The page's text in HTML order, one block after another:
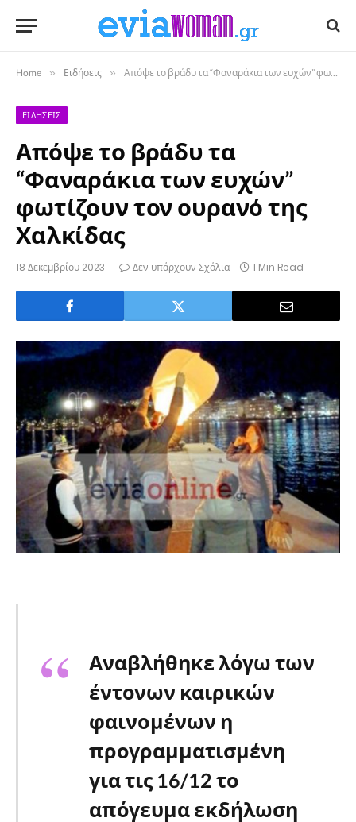
Home » Ειδήσεις » Απόψε το βράδυ τα “Φαναράκια των ευχών” φωτίζουν τον ουρανό της Χαλκίδας
ΕΙΔΉΣΕΙΣ
Απόψε το βράδυ τα
“Φαναράκια των ευχών”
φωτίζουν τον ουρανό της
Χαλκίδας
18 Δεκεμβρίου 2023 Δεν υπάρχουν Σχόλια 1 Min Read
Αναβλήθηκε λόγω των
έντονων καιρικών
φαινομένων η
προγραμματισμένη
για τις 16/12 το
απόγευμα εκδήλωση